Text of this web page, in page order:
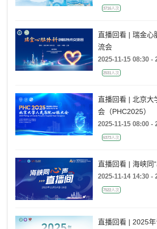
3716人次
直播回看 | 瑞金心
流会
2025-11-15 08:30 -
2531人次
直播回看 | 北京大
会（PHC2025）
2025-11-15 08:00 -
6373人次
直播回看 | 海峡同
2025-11-14 14:30 -
7522人次
直播回看 | 2025